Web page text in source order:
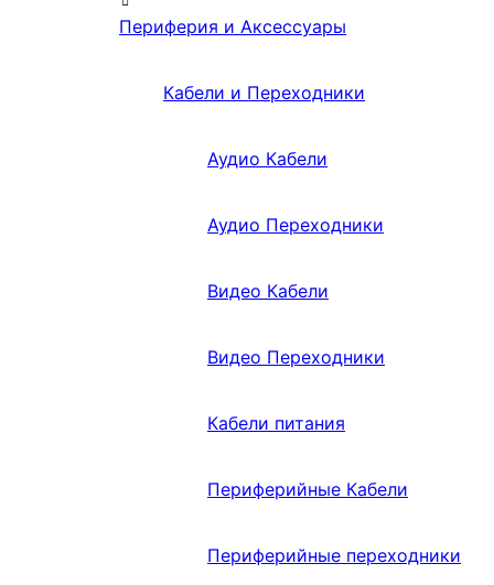
Периферия и Аксессуары
Кабели и Переходники
Аудио Кабели
Аудио Переходники
Видео Кабели
Видео Переходники
Кабели питания
Периферийные Кабели
Периферийные переходники